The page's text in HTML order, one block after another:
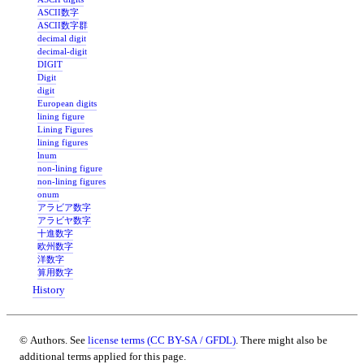
ASCII数字
ASCII数字群
decimal digit
decimal-digit
DIGIT
Digit
digit
European digits
lining figure
Lining Figures
lining figures
lnum
non-lining figure
non-lining figures
onum
アラビア数字
アラビヤ数字
十進数字
欧州数字
洋数字
算用数字
History
© Authors. See license terms (CC BY-SA / GFDL). There might also be
additional terms applied for this page.